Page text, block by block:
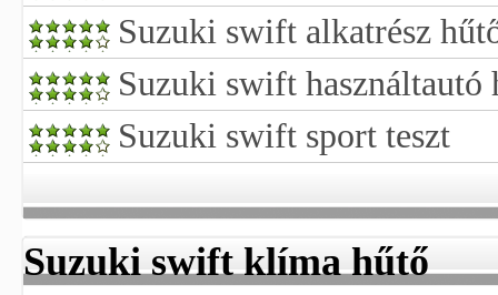
Suzuki swift alkatrész
Suzuki swift használtautó
Suzuki swift sport teszt
Suzuki swift klíma hűtő